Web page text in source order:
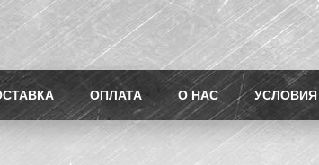
ОПЛАТА О НАС УСЛОВИЯ